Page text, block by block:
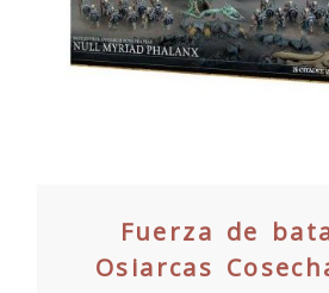
Fuerza de
Osiarcas